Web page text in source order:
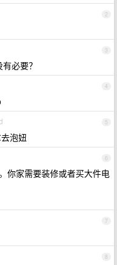
2
3
必要？
4
5
泡妞
6
你家需要装修或者买大件电
7
8